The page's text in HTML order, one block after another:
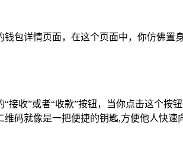
包详情页面，在这个页面中，你仿佛
接收”或者“收款”按钮，当你点击这个
码就像是一把便捷的钥匙,方便他人快速